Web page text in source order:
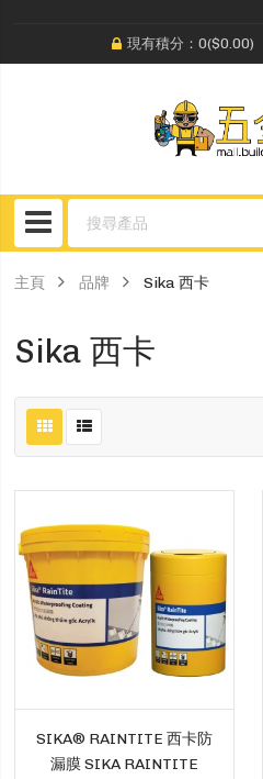
現有積分：0($0.00)
主頁 品牌 Sika 西卡
Sika 西卡
SIKA® RAINTITE 西卡防
漏膜 SIKA RAINTITE